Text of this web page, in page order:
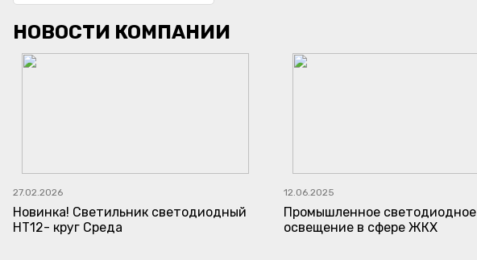
НОВОСТИ КОМПАНИИ
27.02.2026
Новинка! Светильник светодиодный
НТ12- круг Среда
12.06.2025
Промышленное светодиодное
освещение в сфере ЖКХ